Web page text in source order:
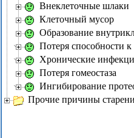
Внеклеточные шлаки
Клеточный мусор
Образование
Потеря способности
Хронические
Потеря гомеостаза
Ингибирование
Прочие причины